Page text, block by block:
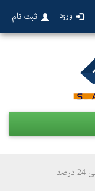
ورود ثبت نام